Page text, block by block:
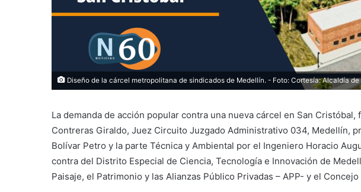
Diseño de la cárcel metropolitana de sindicados de Medellín. - Foto: Cortesía: Alcaldía de
La demanda de acción popular contra una nueva cárcel en San Cristóbal,
Contreras Giraldo, Juez Circuito Juzgado Administrativo 034, Medellín,
Bolívar Petro y la parte Técnica y Ambiental por el Ingeniero Horacio
contra del Distrito Especial de Ciencia, Tecnología e Innovación de
Paisaje, el Patrimonio y las Alianzas Público Privadas – APP- y el